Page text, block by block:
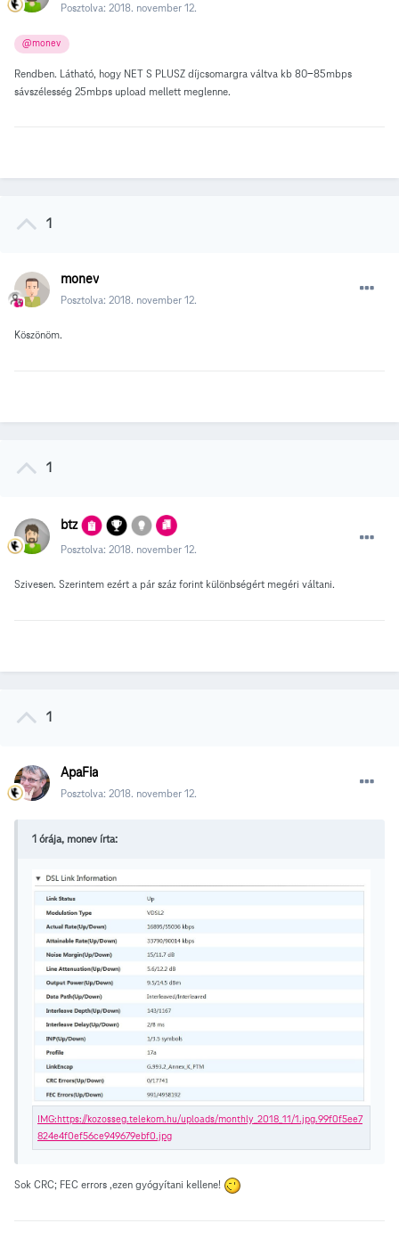
Posztolva: 2018. november 12.
@monev
Rendben. Látható, hogy NET S PLUSZ díjcsomargra váltva kb 80-85mbps
sávszélesség 25mbps upload mellett meglenne.
1
monev
Posztolva: 2018. november 12.
Köszönöm.
1
btz
Posztolva: 2018. november 12.
Szivesen. Szerintem ezért a pár száz forint különbségért megéri váltani.
1
ApaFia
Posztolva: 2018. november 12.
1 órája, monev írta:
Sok CRC; FEC errors ,ezen gyógyítani kellene!